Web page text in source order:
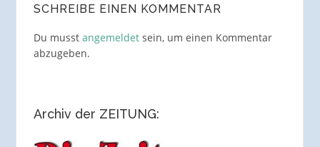
SCHREIBE EINEN KOMMENTAR
Du musst angemeldetsein, um einen Kommentar
abzugeben.
Archiv der ZEITUNG: